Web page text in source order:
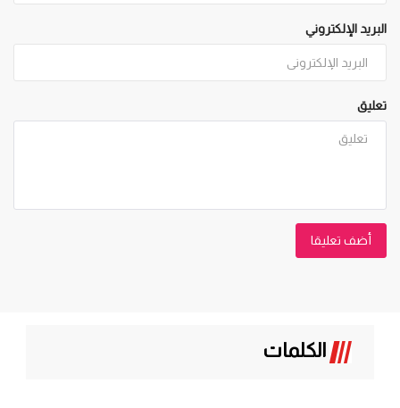
البريد الإلكتروني
تعليق
أضف تعليقا
الكلمات